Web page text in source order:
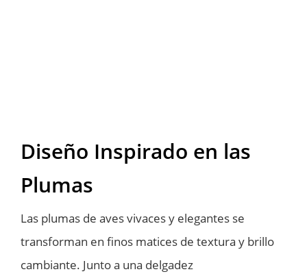
Las plumas de aves vivaces y elegantes se
transforman en finos matices de textura y brillo
cambiante. Junto a una delgadez
Diseño Inspirado en las
Plumas